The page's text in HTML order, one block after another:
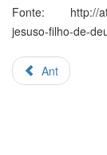
Fonte: http://
jesuso-filho-de-
Ant